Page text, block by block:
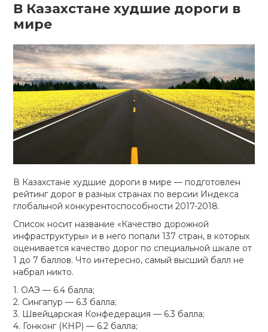
В Казахстане худшие дороги в
мире
В Казахстане худшие дороги в мире — подготовлен
рейтинг дорог в разных странах по версии Индекса
глобальной конкурентоспособности 2017-2018.
Список носит название «Качество дорожной
инфраструктуры» и в него попали 137 стран, в которых
оценивается качество дорог по специальной шкале от
1 до 7 баллов. Что интересно, самый высший балл не
набрал никто.
1. ОАЭ — 6.4 балла;
2. Сингапур — 6.3 балла;
3. Швейцарская Конфедерация — 6.3 балла;
4. Гонконг (КНР) — 6.2 балла;